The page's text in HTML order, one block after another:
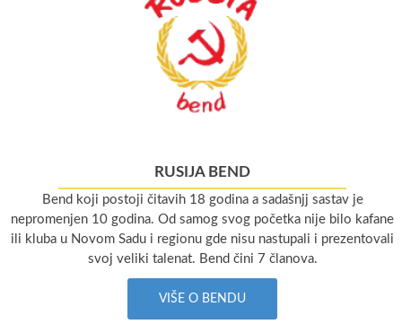
RUSIJA BEND
Bend koji postoji čitavih 18 godina a sadašnjj sastav je
nepromenjen 10 godina. Od samog svog početka nije bilo kafane
ili kluba u Novom Sadu i regionu gde nisu nastupali i prezentovali
svoj veliki talenat. Bend čini 7 članova.
VIŠE O BENDU